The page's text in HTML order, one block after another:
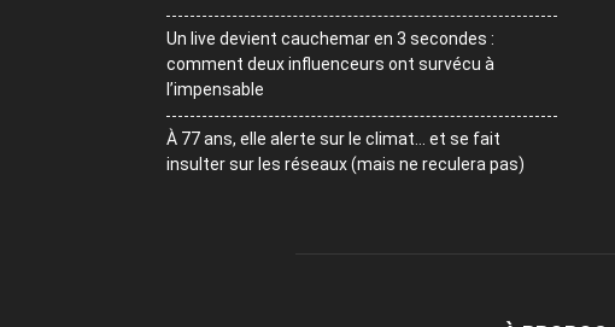
Un live devient cauchemar en 3 secondes :
comment deux influenceurs ont survécu à
l’impensable
À 77 ans, elle alerte sur le climat… et se fait
insulter sur les réseaux (mais ne reculera pas)